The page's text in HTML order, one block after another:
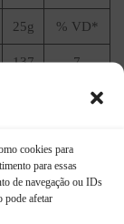
cookies para
para essas
de navegação ou IDs
pode afetar
25g % VD*
137 7
9,2 14
4,6